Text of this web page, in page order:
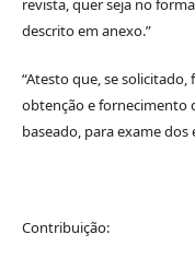
revista, quer seja no
descrito em anexo.”
“Atesto que, se
obtenção e fornecimento
baseado, para exame dos
Contribuição: